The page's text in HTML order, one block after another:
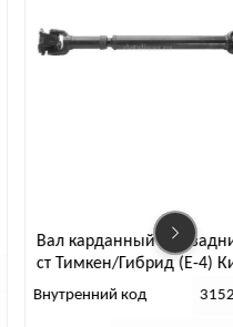
452 задний 4-
Гибрид (Е-4) КиТ
код 31524
(2-